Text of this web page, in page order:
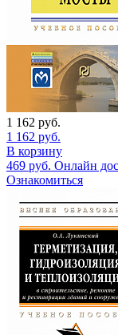
1 162 руб.
1 162 руб.
В корзину
469 руб. Онлайн
Ознакомиться